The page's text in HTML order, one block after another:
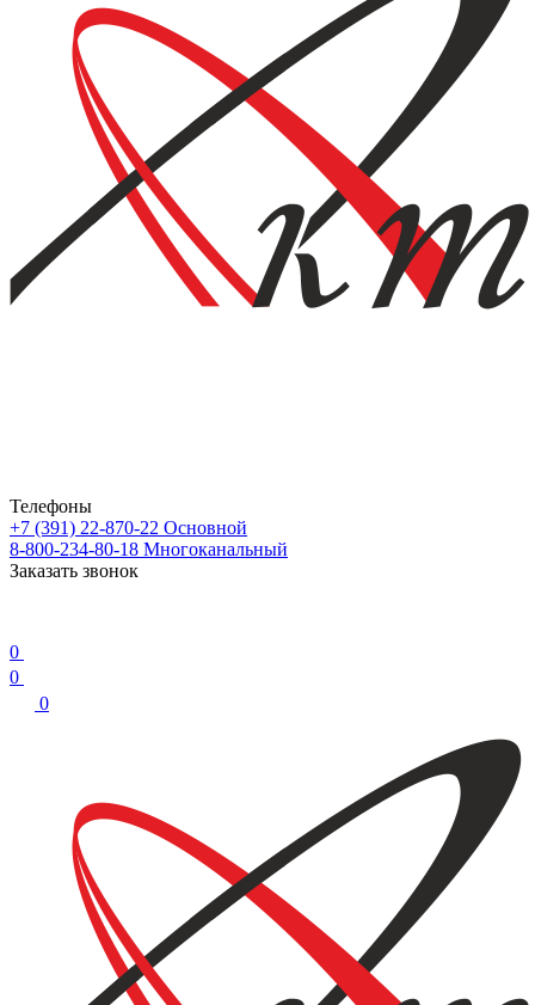
Телефоны
+7 (391) 22-870-22 Основной
8-800-234-80-18 Многоканальный
Заказать звонок
0
0
0